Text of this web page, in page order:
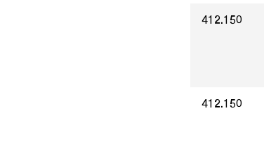
412.150
412.150